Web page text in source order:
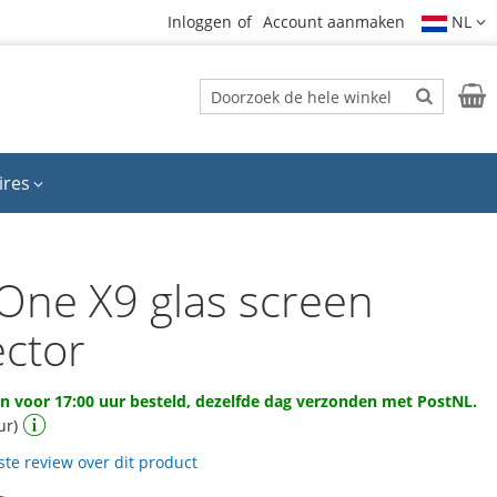
Inloggen Account aanmaken NL
Zoek
Zoek
X9 glas screen
voor 17:00 uur besteld, dezelfde dag verzonden met PostNL.
review over dit product